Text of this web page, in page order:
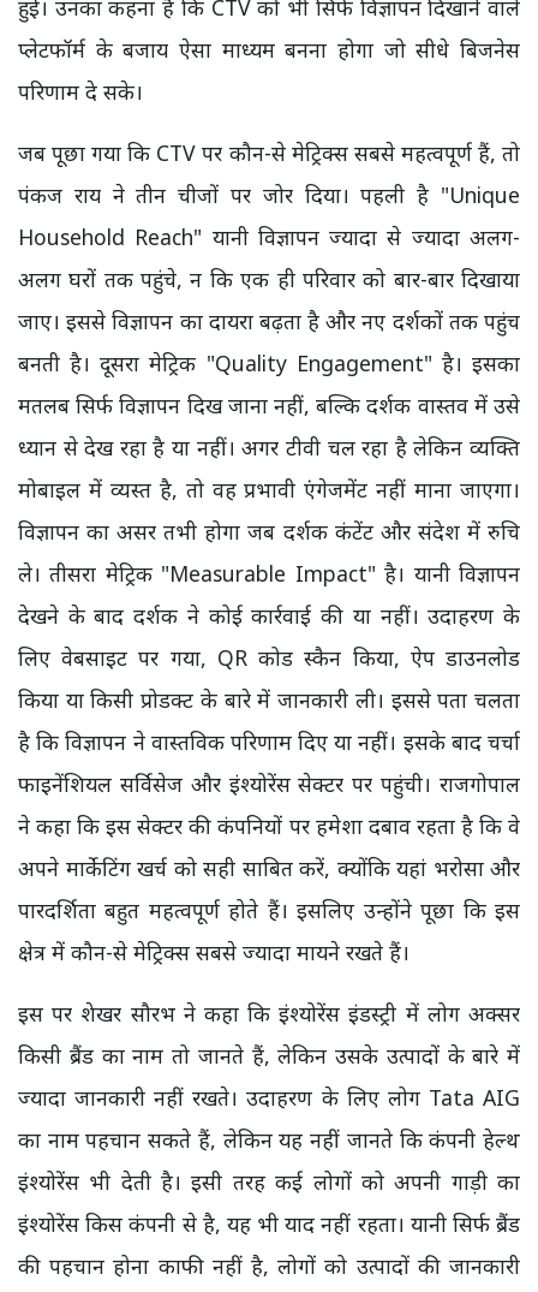
हुई। उनका कहना है कि CTV को भी सिर्फ विज्ञापन दिखाने वाले
प्लेटफॉर्म के बजाय ऐसा माध्यम बनना होगा जो सीधे बिजनेस
परिणाम दे सके।
जब पूछा गया कि CTV पर कौन-से मेट्रिक्स सबसे महत्वपूर्ण हैं, तो
पंकज राय ने तीन चीजों पर जोर दिया। पहली है "Unique
Household Reach" यानी विज्ञापन ज्यादा से ज्यादा अलग-
अलग घरों तक पहुंचे, न कि एक ही परिवार को बार-बार दिखाया
जाए। इससे विज्ञापन का दायरा बढ़ता है और नए दर्शकों तक पहुंच
बनती है। दूसरा मेट्रिक "Quality Engagement" है। इसका
मतलब सिर्फ विज्ञापन दिख जाना नहीं, बल्कि दर्शक वास्तव में उसे
ध्यान से देख रहा है या नहीं। अगर टीवी चल रहा है लेकिन व्यक्ति
मोबाइल में व्यस्त है, तो वह प्रभावी एंगेजमेंट नहीं माना जाएगा।
विज्ञापन का असर तभी होगा जब दर्शक कंटेंट और संदेश में रुचि
ले। तीसरा मेट्रिक "Measurable Impact" है। यानी विज्ञापन
देखने के बाद दर्शक ने कोई कार्रवाई की या नहीं। उदाहरण के
लिए वेबसाइट पर गया, QR कोड स्कैन किया, ऐप डाउनलोड
किया या किसी प्रोडक्ट के बारे में जानकारी ली। इससे पता चलता
है कि विज्ञापन ने वास्तविक परिणाम दिए या नहीं। इसके बाद चर्चा
फाइनेंशियल सर्विसेज और इंश्योरेंस सेक्टर पर पहुंची। राजगोपाल
ने कहा कि इस सेक्टर की कंपनियों पर हमेशा दबाव रहता है कि वे
अपने मार्केटिंग खर्च को सही साबित करें, क्योंकि यहां भरोसा और
पारदर्शिता बहुत महत्वपूर्ण होते हैं। इसलिए उन्होंने पूछा कि इस
क्षेत्र में कौन-से मेट्रिक्स सबसे ज्यादा मायने रखते हैं।
इस पर शेखर सौरभ ने कहा कि इंश्योरेंस इंडस्ट्री में लोग अक्सर
किसी ब्रैंड का नाम तो जानते हैं, लेकिन उसके उत्पादों के बारे में
ज्यादा जानकारी नहीं रखते। उदाहरण के लिए लोग Tata AIG
का नाम पहचान सकते हैं, लेकिन यह नहीं जानते कि कंपनी हेल्थ
इंश्योरेंस भी देती है। इसी तरह कई लोगों को अपनी गाड़ी का
इंश्योरेंस किस कंपनी से है, यह भी याद नहीं रहता। यानी सिर्फ ब्रैंड
की पहचान होना काफी नहीं है, लोगों को उत्पादों की जानकारी